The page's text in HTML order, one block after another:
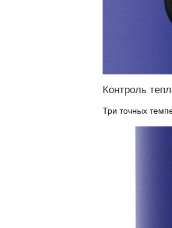
Контроль
Три точных